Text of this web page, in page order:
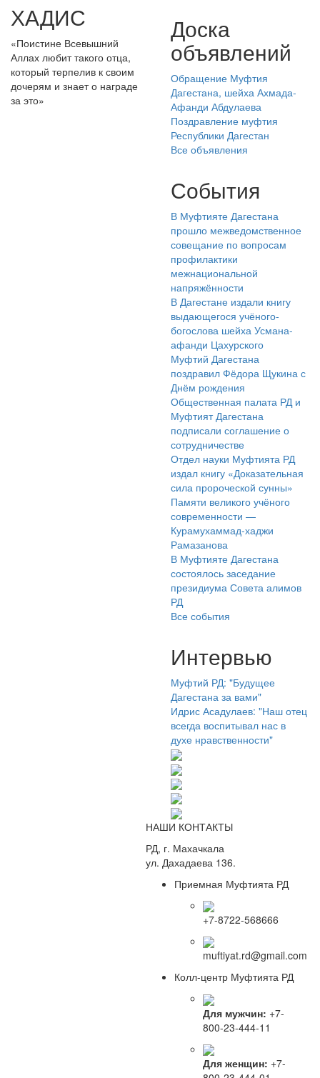
ХАДИС
«Поистине Всевышний
Аллах любит такого отца,
который терпелив к своим
дочерям и знает о награде
за это»
Доска
объявлений
Обращение Муфтия
Дагестана, шейха Ахмада-
Афанди Абдулаева
Поздравление муфтия
Республики Дагестан
Все объявления
События
В Муфтияте Дагестана
прошло межведомственное
совещание по вопросам
профилактики
межнациональной
напряжённости
В Дагестане издали книгу
выдающегося учёного-
богослова шейха Усмана-
афанди Цахурского
Муфтий Дагестана
поздравил Фёдора Щукина с
Днём рождения
Общественная палата РД и
Муфтият Дагестана
подписали соглашение о
сотрудничестве
Отдел науки Муфтията РД
издал книгу «Доказательная
сила пророческой сунны»
Памяти великого учёного
современности —
Курамухаммад-хаджи
Рамазанова
В Муфтияте Дагестана
состоялось заседание
президиума Совета алимов
РД
Все события
Интервью
Муфтий РД: "Будущее
Дагестана за вами"
Идрис Асадулаев: "Наш отец
всегда воспитывал нас в
духе нравственности"
НАШИ КОНТАКТЫ
РД, г. Махачкала
ул. Дахадаева 136.
Приемная Муфтията РД
+7-8722-568666
muftiyat.rd@gmail.com
Колл-центр Муфтията РД
Для мужчин: +7-
800-23-444-11
Для женщин: +7-